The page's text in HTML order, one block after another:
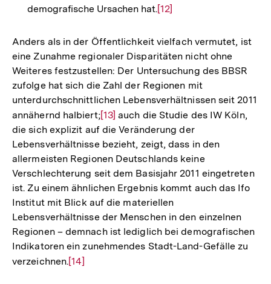
demografische Ursachen hat.Zur
der
Fußnote
[12]
Anders als in der Öffentlichkeit vielfach vermutet, ist
eine Zunahme regionaler Disparitäten nicht ohne
Weiteres festzustellen: Der Untersuchung des BBSR
zufolge hat sich die Zahl der Regionen mit
unterdurchschnittlichen Lebensverhältnissen seit 2011
annähernd halbiert;Zur
Auflösung
der
Fußnote
[13] auch die Studie des IW Köln,
die sich explizit auf die Veränderung der
Lebensverhältnisse bezieht, zeigt, dass in den
allermeisten Regionen Deutschlands keine
Verschlechterung seit dem Basisjahr 2011 eingetreten
ist. Zu einem ähnlichen Ergebnis kommt auch das Ifo
Institut mit Blick auf die materiellen
Lebensverhältnisse der Menschen in den einzelnen
Regionen – demnach ist lediglich bei demografischen
Indikatoren ein zunehmendes Stadt-Land-Gefälle zu
verzeichnen.Zur
[14]